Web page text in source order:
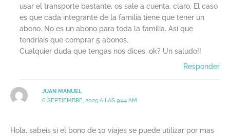
usar el transporte bastante, os sale a cuenta, claro. El caso
es que cada integrante de la familia tiene que tener un
abono. No es un abono para toda la familia. Así que
tendríais que comprar 5 abonos.
Cualquier duda que tengas nos dices, ok? Un saludo!!
Responder
JUAN MANUEL
6 SEPTIEMBRE, 2025 A LAS 9:44 AM
Hola, sabeis si el bono de 10 viajes se puede utilizar por mas